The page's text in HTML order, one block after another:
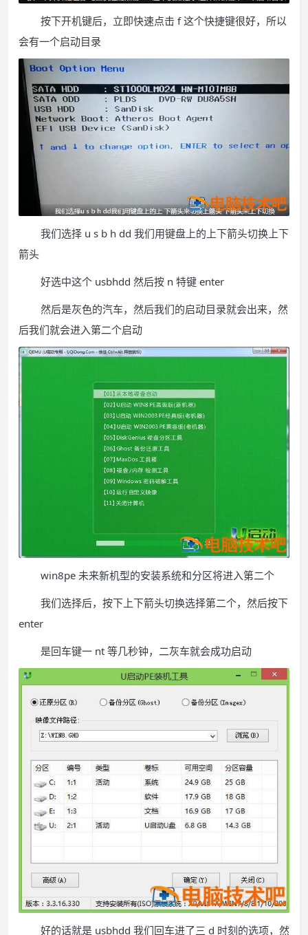
按下开机键后，立即快速点击 f 这个快捷键很好，所以
会有一个启动目录
我们选择 u s b h dd 我们用键盘上的上下箭头切换上下
箭头
好选中这个 usbhdd 然后按 n 特键 enter
然后是灰色的汽车，然后我们的启动目录就会出来，然
后我们就会进入第二个启动
win8pe 未来新机型的安装系统和分区将进入第二个
我们选择后，按下上下箭头切换选择第二个，然后按下
enter
是回车键一 nt 等几秒钟，二灰车就会成功启动
好的话就是 usbhdd 我们回车进了三 d 时刻的选项，然